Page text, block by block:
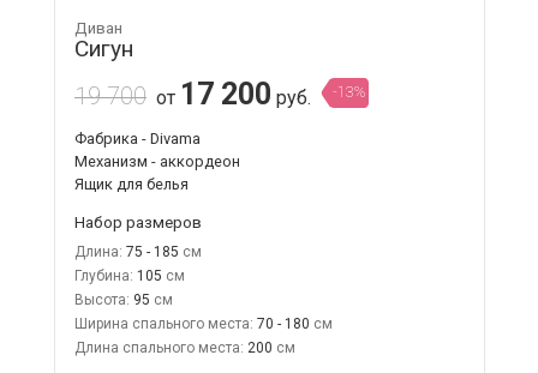
Диван
Сигун
19 700 от 17 200 руб. -13%
Фабрика - Divama
Механизм - аккордеон
Ящик для белья
Набор размеров
Длина: 75 - 185
Глубина: 105
Высота: 95
Ширина спального места: 70 - 180
Длина спального места: 200